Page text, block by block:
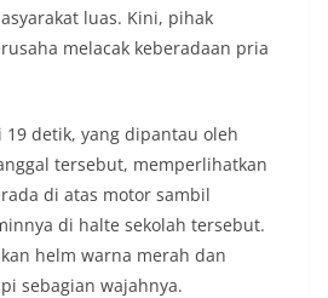
luas. Kini, pihak
melacak keberadaan pria
detik, yang dipantau oleh
tersebut, memperlihatkan
di atas motor sambil
di halte sekolah tersebut.
helm warna merah dan
sebagian wajahnya.